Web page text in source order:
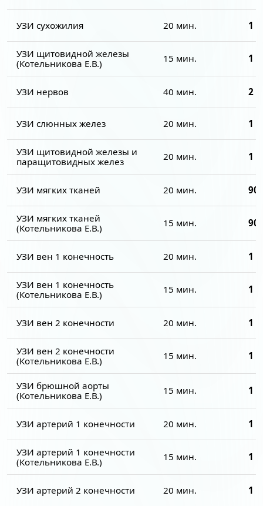
УЗИ сухожилия 20 мин. 1
УЗИ щитовидной железы
(Котельникова Е.В.)
15 мин. 1
УЗИ нервов 40 мин. 2
УЗИ слюнных желез 20 мин. 1
УЗИ щитовидной железы и
паращитовидных желез
20 мин. 1
УЗИ мягких тканей 20 мин.
УЗИ мягких тканей
(Котельникова Е.В.)
15 мин.
УЗИ вен 1 конечность 20 мин. 1
УЗИ вен 1 конечность
(Котельникова Е.В.)
15 мин. 1
УЗИ вен 2 конечности 20 мин. 1
УЗИ вен 2 конечности
(Котельникова Е.В.)
15 мин. 1
УЗИ брюшной аорты
(Котельникова Е.В.)
15 мин. 1
УЗИ артерий 1 конечности 20 мин. 1
УЗИ артерий 1 конечности
(Котельникова Е.В.)
15 мин. 1
УЗИ артерий 2 конечности 20 мин. 1